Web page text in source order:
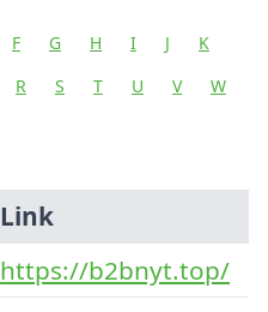
F G H I J
K
R S T U V
W
Link
https://b2bnyt.top/